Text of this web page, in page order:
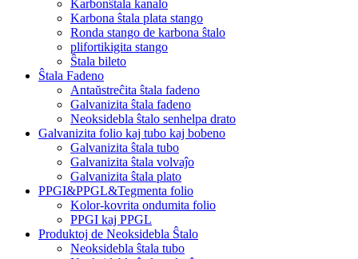
Karbonŝtala kanalo
Karbona ŝtala plata stango
Ronda stango de karbona ŝtalo
plifortikigita stango
Ŝtala bileto
Ŝtala Fadeno
Antaŭstreĉita ŝtala fadeno
Galvanizita ŝtala fadeno
Neoksidebla ŝtalo senhelpa drato
Galvanizita folio kaj tubo kaj bobeno
Galvanizita ŝtala tubo
Galvanizita ŝtala volvaĵo
Galvanizita ŝtala plato
PPGI&PPGL&Tegmenta folio
Kolor-kovrita ondumita folio
PPGI kaj PPGL
Produktoj de Neoksidebla Ŝtalo
Neoksidebla ŝtala tubo